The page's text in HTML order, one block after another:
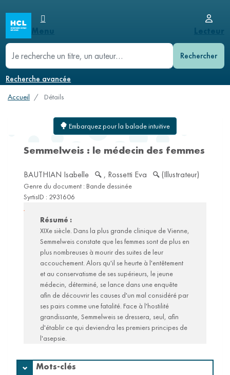
principal
Logo menu_burger
Menu
principal
mobile
Bibliothèques
Horaires et accès
Inscription, offres et tarifs
Rendez-vous avec une documentaliste
Règlement
Consulter les ressources numériques
Obtenir un document
Appui
Les publications scientifiques des HCL (Lodex)
Frais de publications en Open Access (GRAL)
HAL- HCL : Partager librement les savoirs
Baromètre français de la Science Ouverte
Aide
menu_user
User
menu
mobile
Lecteur
Connexion
Mot de passe oublié
Préinscription
recherche
Recherche avancée
Accueil Détails
Embarquez pour la balade intuitive
Semmelweis : le médecin des femmes
BAUTHIAN Isabelle , Rossetti Eva (Illustrateur)
Genre du document : Bande dessinée
SyrtisID : 2931606
Résumé :
XIXe siècle. Dans la plus grande clinique de Vienne,
Semmelweis constate que les femmes sont de plus en
plus nombreuses à mourir des suites de leur
accouchement. Alors qu'il se heurte à l'entêtement
et au conservatisme de ses supérieurs, le jeune
médecin, déterminé, se lance dans une enquête
afin de découvrir les causes d'un mal considéré par
ses pairs comme une fatalité. Face à l'hostilité
grandissante, Semmelweis se dressera, seul, afin
d'établir ce qui deviendra les premiers principes de
l'asepsie.
Mots-clés